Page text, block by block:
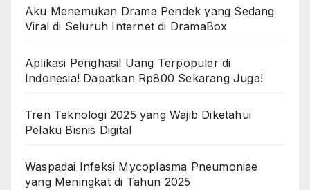
Aku Menemukan Drama Pendek yang Sedang
Viral di Seluruh Internet di DramaBox
Aplikasi Penghasil Uang Terpopuler di
Indonesia! Dapatkan Rp800 Sekarang Juga!
Tren Teknologi 2025 yang Wajib Diketahui
Pelaku Bisnis Digital
Waspadai Infeksi Mycoplasma Pneumoniae
yang Meningkat di Tahun 2025